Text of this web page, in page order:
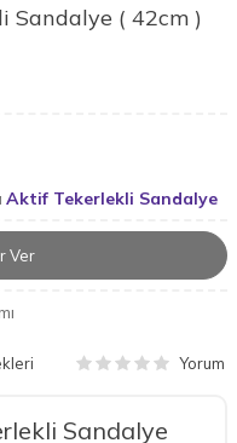
( 42cm )
Aktif Tekerlekli Sandalye
Ver
Yorum
Sandalye